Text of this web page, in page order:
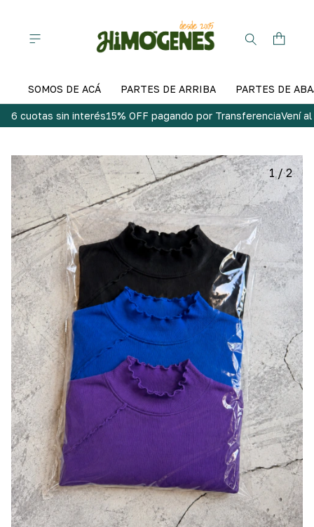
SOMOS DE ACÁ PARTES DE ARRIBA PARTES DE
6 cuotas sin interés15% OFF pagando por TransferenciaVení
1/2